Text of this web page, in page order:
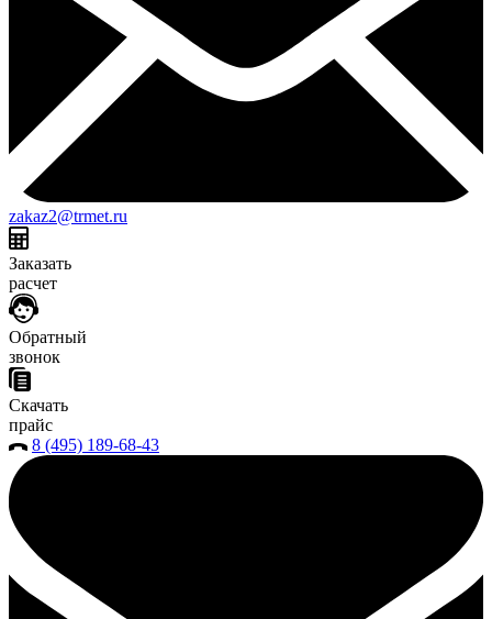
zakaz2@trmet.ru
Заказать
расчет
Обратный
звонок
Скачать
прайс
8 (495) 189-68-43